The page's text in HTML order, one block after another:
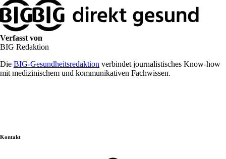
Verfasst von
BIG Redaktion
Die BIG-Gesundheitsredaktion verbindet journalistisches Know-how
mit medizinischem und kommunikativen Fachwissen.
Kontakt